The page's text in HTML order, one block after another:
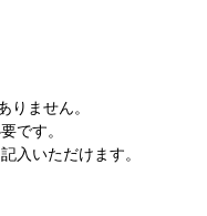
りません。
です。
入いただけます。